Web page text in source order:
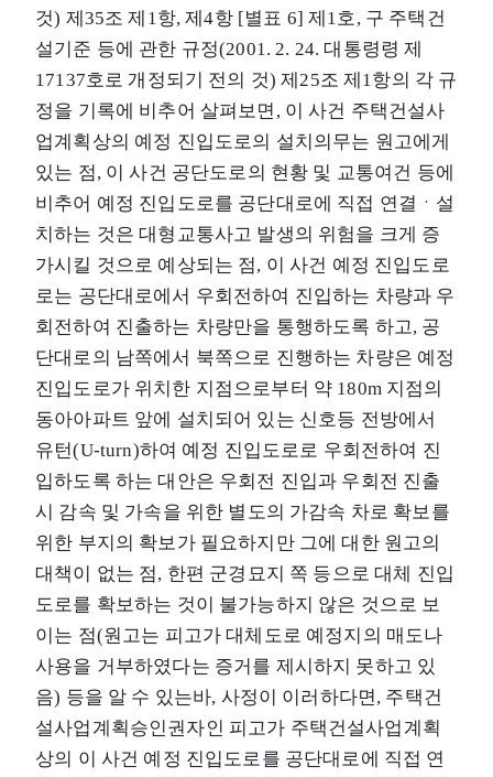
것) 제35조 제1항, 제4항 [별표 6] 제1호, 구 주택건
설기준 등에 관한 규정(2001. 2. 24. 대통령령 제
17137호로 개정되기 전의 것) 제25조 제1항의 각 규
정을 기록에 비추어 살펴보면, 이 사건 주택건설사
업계획상의 예정 진입도로의 설치의무는 원고에게
있는 점, 이 사건 공단도로의 현황 및 교통여건 등에
비추어 예정 진입도로를 공단대로에 직접 연결ㆍ설
치하는 것은 대형교통사고 발생의 위험을 크게 증
가시킬 것으로 예상되는 점, 이 사건 예정 진입도로
로는 공단대로에서 우회전하여 진입하는 차량과 우
회전하여 진출하는 차량만을 통행하도록 하고, 공
단대로의 남쪽에서 북쪽으로 진행하는 차량은 예정
진입도로가 위치한 지점으로부터 약 180m 지점의
동아아파트 앞에 설치되어 있는 신호등 전방에서
유턴(U-turn)하여 예정 진입도로로 우회전하여 진
입하도록 하는 대안은 우회전 진입과 우회전 진출
시 감속 및 가속을 위한 별도의 가감속 차로 확보를
위한 부지의 확보가 필요하지만 그에 대한 원고의
대책이 없는 점, 한편 군경묘지 쪽 등으로 대체 진입
도로를 확보하는 것이 불가능하지 않은 것으로 보
이는 점(원고는 피고가 대체도로 예정지의 매도나
사용을 거부하였다는 증거를 제시하지 못하고 있
음) 등을 알 수 있는바, 사정이 이러하다면, 주택건
설사업계획승인권자인 피고가 주택건설사업계획
상의 이 사건 예정 진입도로를 공단대로에 직접 연